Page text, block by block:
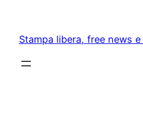
content
Stampa libera, free news